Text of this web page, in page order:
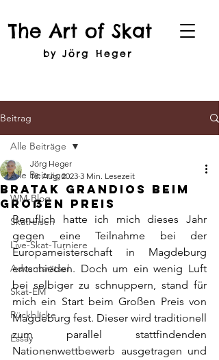
The Art of Skat
by Jörg Heger
Beitrag
Alle Beiträge
WM-Blog
Skatreisen
Live-Skat-Turniere
Adventsrätsel
Skat-EM
Rückblicke
Essay
Alle Beiträge
Bratak Grandios beim
Großen Preis
Jörg Heger
18. Aug. 2023 3 Min. Lesezeit
Beruflich hatte ich mich dieses Jahr
gegen eine Teilnahme bei der
Europameisterschaft in Magdeburg
entschieden. Doch um ein wenig Luft
bei selbiger zu schnuppern, stand für
mich ein Start beim Großen Preis von
Magdeburg fest. Dieser wird traditionell
zum parallel stattfindenden
Nationenwettbewerb ausgetragen und